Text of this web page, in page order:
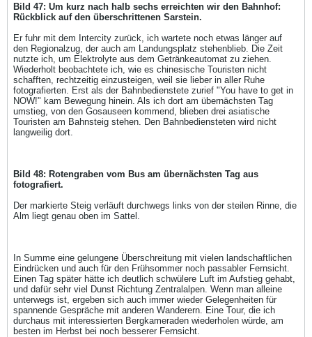
Bild 47: Um kurz nach halb sechs erreichten wir den Bahnhof:
Rückblick auf den überschrittenen Sarstein.
Er fuhr mit dem Intercity zurück, ich wartete noch etwas länger auf
den Regionalzug, der auch am Landungsplatz stehenblieb. Die Zeit
nutzte ich, um Elektrolyte aus dem Getränkeautomat zu ziehen.
Wiederholt beobachtete ich, wie es chinesische Touristen nicht
schafften, rechtzeitig einzusteigen, weil sie lieber in aller Ruhe
fotografierten. Erst als der Bahnbedienstete zurief "You have to get in
NOW!" kam Bewegung hinein. Als ich dort am übernächsten Tag
umstieg, von den Gosauseen kommend, blieben drei asiatische
Touristen am Bahnsteig stehen. Den Bahnbediensteten wird nicht
langweilig dort.
Bild 48: Rotengraben vom Bus am übernächsten Tag aus
fotografiert.
Der markierte Steig verläuft durchwegs links von der steilen Rinne, die
Alm liegt genau oben im Sattel.
In Summe eine gelungene Überschreitung mit vielen landschaftlichen
Eindrücken und auch für den Frühsommer noch passabler Fernsicht.
Einen Tag später hätte ich deutlich schwülere Luft im Aufstieg gehabt,
und dafür sehr viel Dunst Richtung Zentralalpen. Wenn man alleine
unterwegs ist, ergeben sich auch immer wieder Gelegenheiten für
spannende Gespräche mit anderen Wanderern. Eine Tour, die ich
durchaus mit interessierten Bergkameraden wiederholen würde, am
besten im Herbst bei noch besserer Fernsicht.